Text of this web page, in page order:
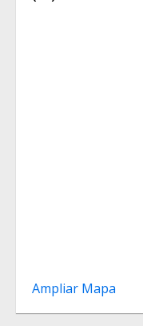
Ampliar Mapa